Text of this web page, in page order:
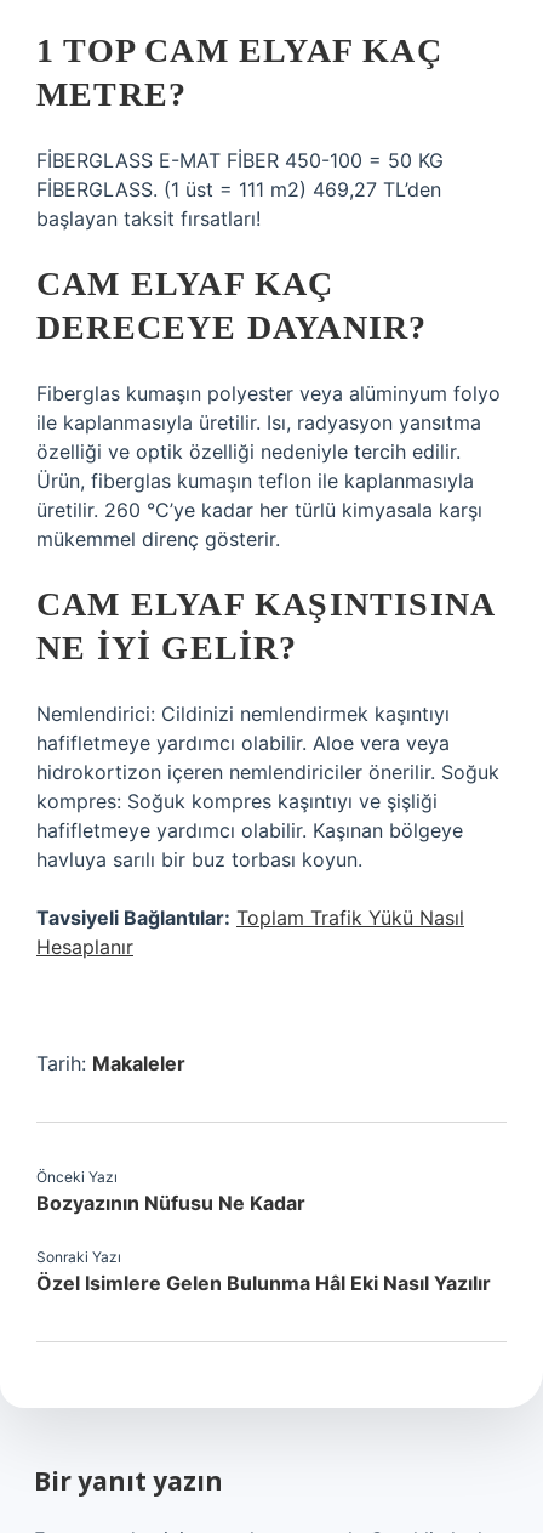
1 TOP CAM ELYAF KAÇ
METRE?
FİBERGLASS E-MAT FİBER 450-100 = 50 KG
FİBERGLASS. (1 üst = 111 m2) 469,27 TL’den
başlayan taksit fırsatları!
CAM ELYAF KAÇ
DERECEYE DAYANIR?
Fiberglas kumaşın polyester veya alüminyum folyo
ile kaplanmasıyla üretilir. Isı, radyasyon yansıtma
özelliği ve optik özelliği nedeniyle tercih edilir.
Ürün, fiberglas kumaşın teflon ile kaplanmasıyla
üretilir. 260 °C’ye kadar her türlü kimyasala karşı
mükemmel direnç gösterir.
CAM ELYAF KAŞINTISINA
NE IYI GELIR?
Nemlendirici: Cildinizi nemlendirmek kaşıntıyı
hafifletmeye yardımcı olabilir. Aloe vera veya
hidrokortizon içeren nemlendiriciler önerilir. Soğuk
kompres: Soğuk kompres kaşıntıyı ve şişliği
hafifletmeye yardımcı olabilir. Kaşınan bölgeye
havluya sarılı bir buz torbası koyun.
Tavsiyeli Bağlantılar: Toplam Trafik Yükü Nasıl
Hesaplanır
Tarih: Makaleler
Önceki Yazı
Bozyazının Nüfusu Ne Kadar
Sonraki Yazı
Özel Isimlere Gelen Bulunma Hâl Eki Nasıl Yazılır
Bir yanıt yazın